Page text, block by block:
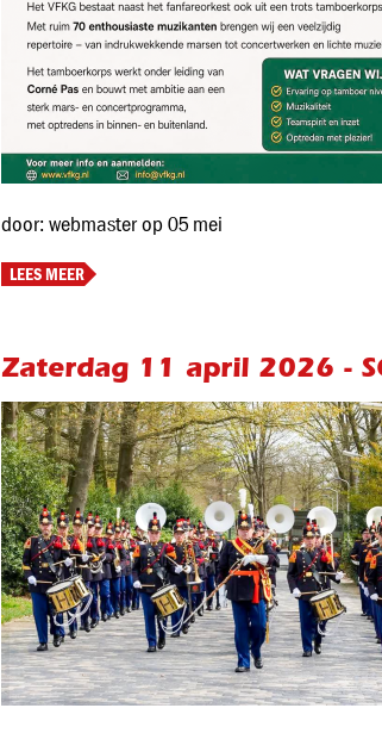
door: webmaster op 05 mei
LEES MEER
Zaterdag 11 april 2026 -